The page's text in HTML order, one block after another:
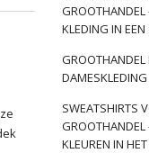
GROOTHANDEL
KLEDING IN EEN
DAMESKLEDING
SWEATSHIRTS
GROOTHANDEL
KLEUREN IN